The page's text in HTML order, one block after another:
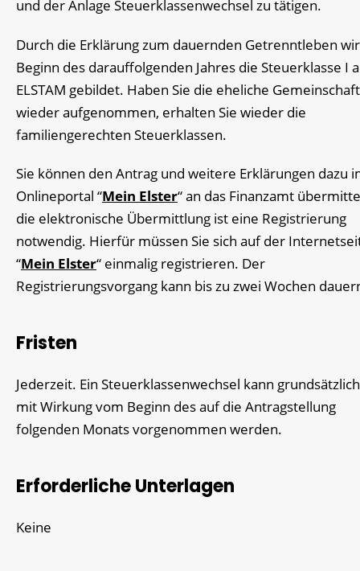
und der Anlage Steuerklassenwechsel zu tätigen.
Durch die Erklärung zum dauernden Getrenntleben
Beginn des darauffolgenden Jahres die Steuerklasse I
ELSTAM gebildet. Haben Sie die eheliche Gemeinschaft
wieder aufgenommen, erhalten Sie wieder die
familiengerechten Steuerklassen.
Sie können den Antrag und weitere Erklärungen dazu
Onlineportal “Mein Elster“ an das Finanzamt
die elektronische Übermittlung ist eine Registrierung
notwendig. Hierfür müssen Sie sich auf der
“Mein Elster“ einmalig registrieren. Der
Registrierungsvorgang kann bis zu zwei Wochen
Fristen
Jederzeit. Ein Steuerklassenwechsel kann
mit Wirkung vom Beginn des auf die Antragstellung
folgenden Monats vorgenommen werden.
Erforderliche Unterlagen
Keine